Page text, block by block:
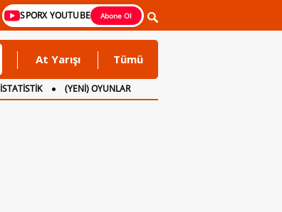
SPORX YOUTUBE Abone Ol
At Yarışı Tümü
İSTATİSTİK
(YENİ) OYUNLAR